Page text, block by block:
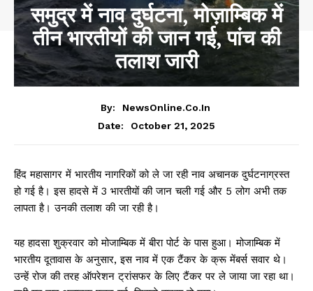
समुद्र में नाव दुर्घटना, मोज़ाम्बिक में
तीन भारतीयों की जान गई, पांच की
तलाश जारी
By:
NewsOnline.co.in
Date:
October 21, 2025
हिंद महासागर में भारतीय नागरिकों को ले जा रही नाव अचानक दुर्घटनाग्रस्त
हो गई है। इस हादसे में 3 भारतीयों की जान चली गई और 5 लोग अभी तक
लापता है। उनकी तलाश की जा रही है।
यह हादसा शुक्रवार को मोजाम्बिक में बीरा पोर्ट के पास हुआ। मोजाम्बिक में
भारतीय दूतावास के अनुसार, इस नाव में एक टैंकर के क्रू मेंबर्स सवार थे।
उन्हें रोज की तरह ऑपरेशन ट्रांसफर के लिए टैंकर पर ले जाया जा रहा था।